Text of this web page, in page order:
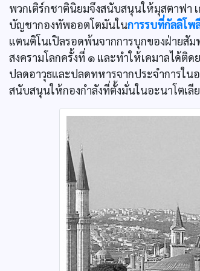
พวกเติร์กชาตินิยมจึงสนับสนุนให้มุสตาฟา
บัญชากองทัพออตโตมันในการรบที่กัลลิโพ
แตนติโนเปิลรอดพ้นจากการบุกของฝ่ายสั
สงครามโลกครั้งที่ ๑ และทำให้เคมาลได้ติ
ปลดอาวุธและปลดทหารจากประจำการใน
สนับสนุนให้กองกำลังที่ตั้งมั่นในอะนาโตเลี